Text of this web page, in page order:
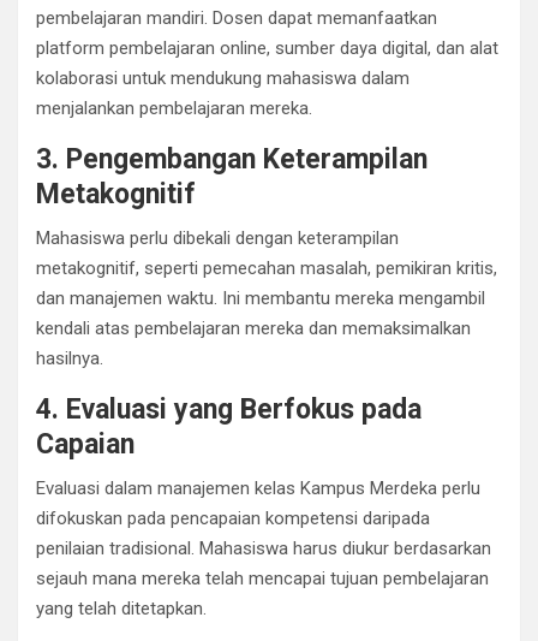
pembelajaran mandiri. Dosen dapat memanfaatkan
platform pembelajaran online, sumber daya digital, dan alat
kolaborasi untuk mendukung mahasiswa dalam
menjalankan pembelajaran mereka.
3. Pengembangan Keterampilan
Metakognitif
Mahasiswa perlu dibekali dengan keterampilan
metakognitif, seperti pemecahan masalah, pemikiran kritis,
dan manajemen waktu. Ini membantu mereka mengambil
kendali atas pembelajaran mereka dan memaksimalkan
hasilnya.
4. Evaluasi yang Berfokus pada
Capaian
Evaluasi dalam manajemen kelas Kampus Merdeka perlu
difokuskan pada pencapaian kompetensi daripada
penilaian tradisional. Mahasiswa harus diukur berdasarkan
sejauh mana mereka telah mencapai tujuan pembelajaran
yang telah ditetapkan.